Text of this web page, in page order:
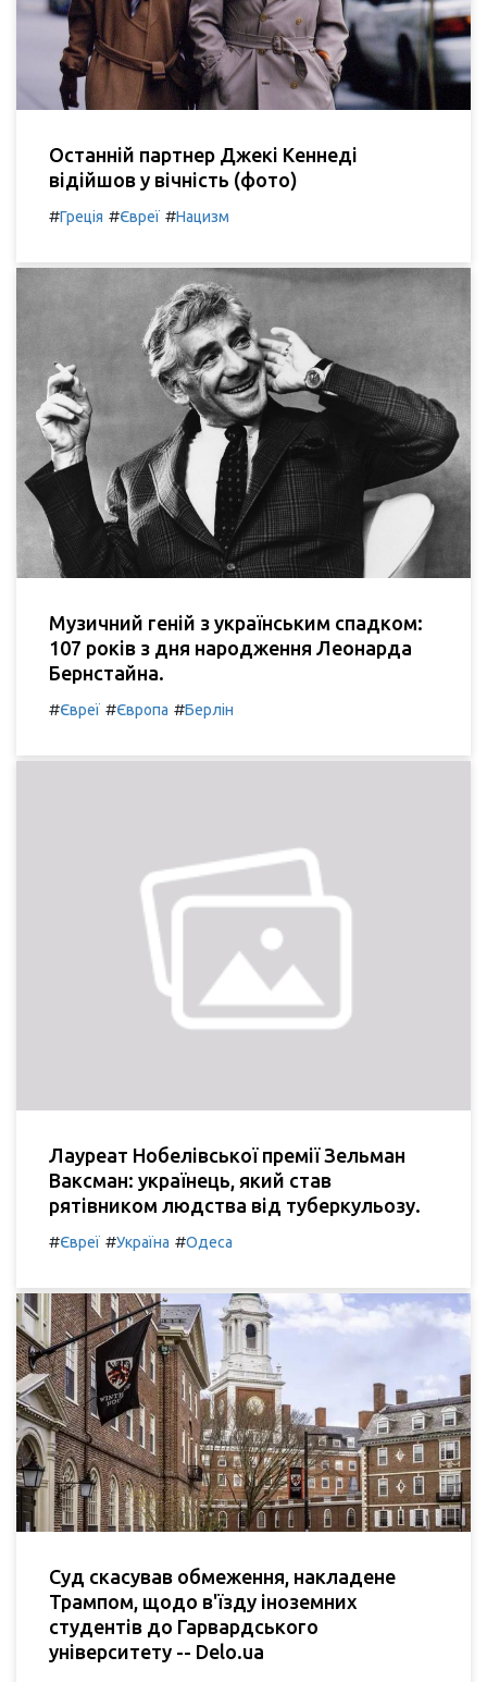
Останній партнер Джекі Кеннеді
відійшов у вічність (фото)
#Греція #Євреї #Нацизм
Музичний геній з українським спадком:
107 років з дня народження Леонарда
Бернстайна.
#Євреї #Європа #Берлін
Лауреат Нобелівської премії Зельман
Ваксман: українець, який став
рятівником людства від туберкульозу.
#Євреї #Україна #Одеса
Суд скасував обмеження, накладене
Трампом, щодо в'їзду іноземних
студентів до Гарвардського
університету -- Delo.ua